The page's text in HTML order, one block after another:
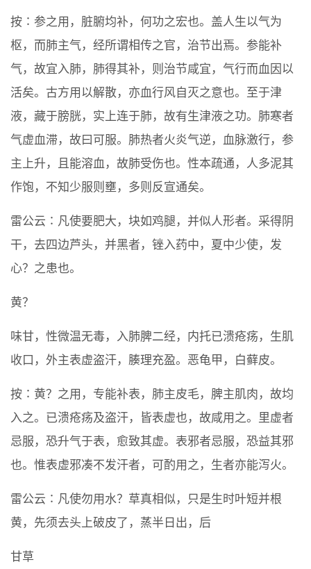
按∶参之用，脏腑均补，何功之宏也。盖人生以气为
枢，而肺主气，经所谓相传之官，治节出焉。参能补
气，故宜入肺，肺得其补，则治节咸宜，气行而血因以
活矣。古方用以解散，亦血行风自灭之意也。至于津
液，藏于膀胱，实上连于肺，故有生津液之功。肺寒者
气虚血滞，故曰可服。肺热者火炎气逆，血脉激行，参
主上升，且能溶血，故肺受伤也。性本疏通，人多泥其
作饱，不知少服则壅，多则反宣通矣。
雷公云∶凡使要肥大，块如鸡腿，并似人形者。采得阴
干，去四边芦头，并黑者，锉入药中，夏中少使，发
心？之患也。
黄？
味甘，性微温无毒，入肺脾二经，内托已溃疮疡，生肌
收口，外主表虚盗汗，腠理充盈。恶龟甲，白藓皮。
按∶黄？之用，专能补表，肺主皮毛，脾主肌肉，故均
入之。已溃疮疡及盗汗，皆表虚也，故咸用之。里虚者
忌服，恐升气于表，愈致其虚。表邪者忌服，恐益其邪
也。惟表虚邪凑不发汗者，可酌用之，生者亦能泻火。
雷公云∶凡使勿用水？草真相似，只是生时叶短并根
黄，先须去头上破皮了，蒸半日出，后
甘草